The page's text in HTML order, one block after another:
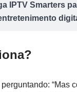
IPTV Smarters
“Mas